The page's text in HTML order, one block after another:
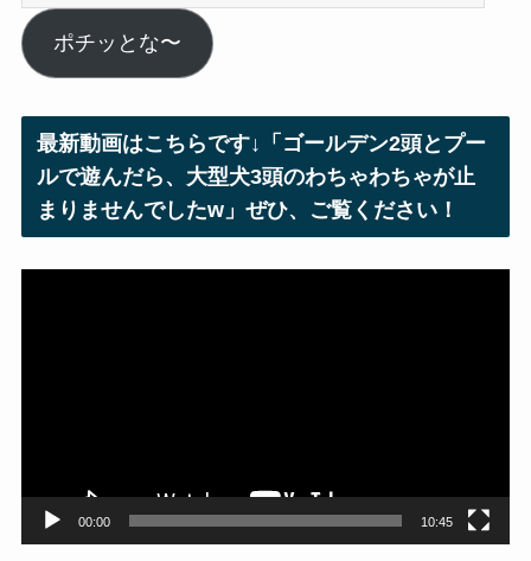
ー
ル
ア
ス
ポチッとな〜
最新動画はこちらです↓「ゴールデン2頭とプー
ルで遊んだら、大型犬3頭のわちゃわちゃが止
まりませんでしたw」ぜひ、ご覧ください！
00:00 10:45